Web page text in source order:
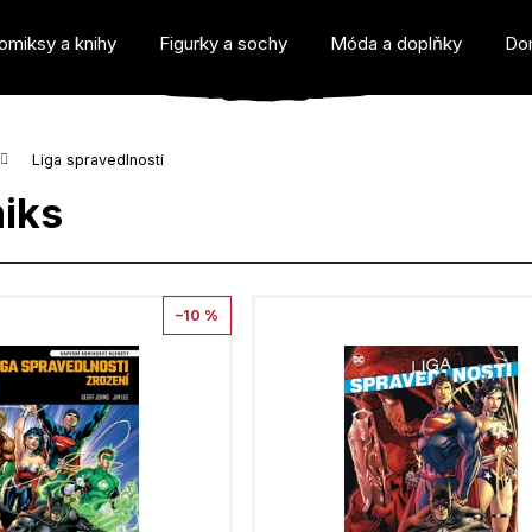
a knihy Figurky a sochy Móda a doplňky
Liga spravedlnosti
–10 %
potřebujete najít?
Doporučujeme